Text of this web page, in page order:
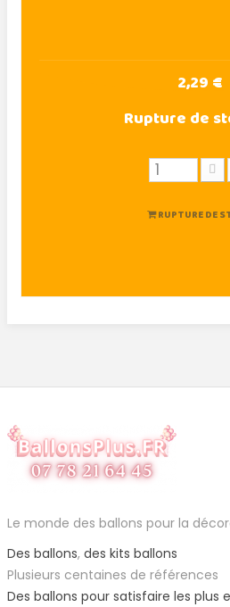
2,29 €
Rupture de
RUPTURE DE
Le monde des ballons pour la
Des ballons, des kits ballons
Plusieurs centaines de références
Des ballons pour satisfaire les plus